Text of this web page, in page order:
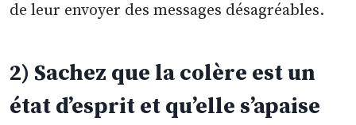
de leur envoyer des messages désagréables.
2) Sachez que la colère est un
état d’esprit et qu’elle s’apaise